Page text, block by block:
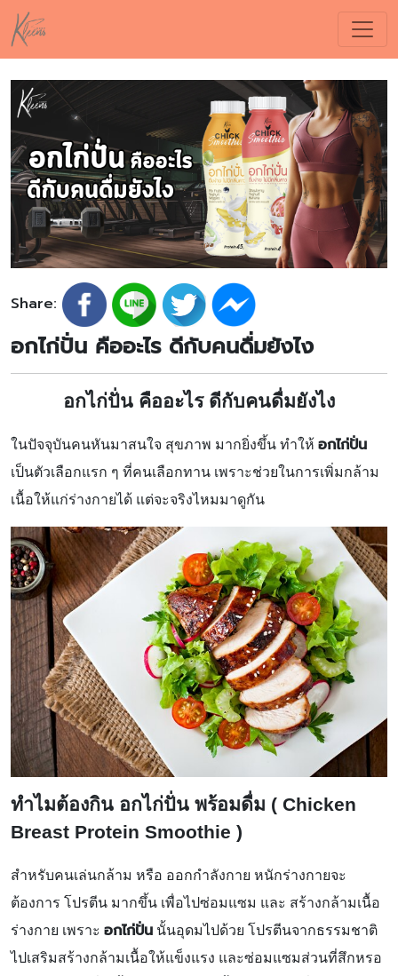
Share:
อกไก่ปั่น คืออะไร ดีกับคนดื่มยังไง
อกไก่ปั่น คืออะไร ดีกับคนดื่มยังไง
ในปัจจุบันคนหันมาสนใจ สุขภาพ มากยิ่งขึ้น ทำให้ อกไก่ปั่น
เป็นตัวเลือกแรก ๆ ที่คนเลือกทาน เพราะช่วยในการเพิ่มกล้าม
เนื้อให้แก่ร่างกายได้ แต่จะจริงไหมมาดูกัน
ทำไมต้องกิน อกไก่ปั่น พร้อมดื่ม ( Chicken
Breast Protein Smoothie )
สำหรับคนเล่นกล้าม หรือ ออกกำลังกาย หนักร่างกายจะ
ต้องการ โปรตีน มากขึ้น เพื่อไปซ่อมแซม และ สร้างกล้ามเนื้อ
ร่างกาย เพราะ อกไก่ปั่น นั้นอุดมไปด้วย โปรตีนจากธรรมชาติ
ไปเสริมสร้างกล้ามเนื้อให้แข็งแรง และซ่อมแซมส่วนที่สึกหรอ